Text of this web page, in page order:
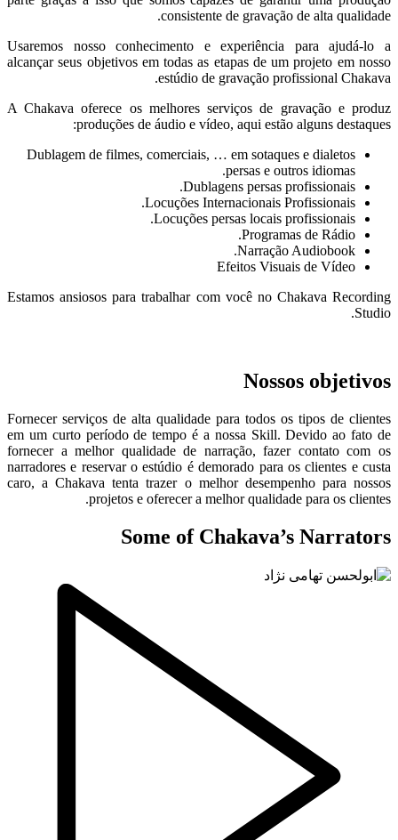
consistente de gravação de alta qualidade.
Usaremos nosso conhecimento e experiência para ajudá-lo a
alcançar seus objetivos em todas as etapas de um projeto em nosso
estúdio de gravação profissional Chakava.
A Chakava oferece os melhores serviços de gravação e produz
produções de áudio e vídeo, aqui estão alguns destaques:
Dublagem de filmes, comerciais, … em sotaques e dialetos
persas e outros idiomas.
Dublagens persas profissionais.
Locuções Internacionais Profissionais.
Locuções persas locais profissionais.
Programas de Rádio.
Narração Audiobook.
Efeitos Visuais de Vídeo
Estamos ansiosos para trabalhar com você no Chakava Recording
Studio.
Nossos objetivos
Fornecer serviços de alta qualidade para todos os tipos de clientes
em um curto período de tempo é a nossa Skill. Devido ao fato de
fornecer a melhor qualidade de narração, fazer contato com os
narradores e reservar o estúdio é demorado para os clientes e custa
caro, a Chakava tenta trazer o melhor desempenho para nossos
projetos e oferecer a melhor qualidade para os clientes.
Some of Chakava’s Narrators